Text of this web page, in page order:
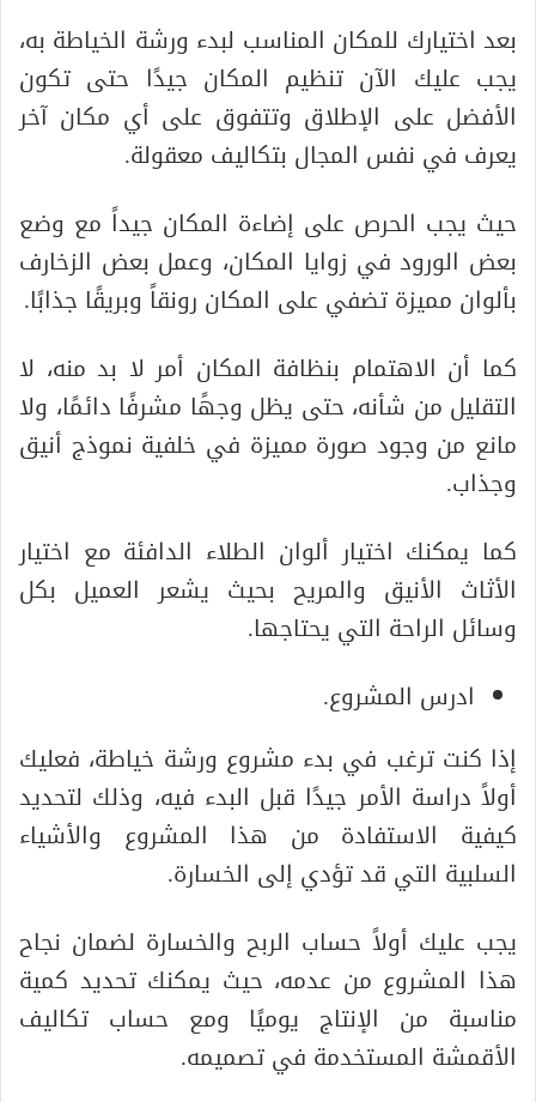
بعد اختيارك للمكان المناسب لبدء ورشة الخياطة به،
يجب عليك الآن تنظيم المكان جيدًا حتى تكون
الأفضل على الإطلاق وتتفوق على أي مكان آخر
يعرف في نفس المجال بتكاليف معقولة.
حيث يجب الحرص على إضاءة المكان جيداً مع وضع
بعض الورود في زوايا المكان، وعمل بعض الزخارف
بألوان مميزة تضفي على المكان رونقاً وبريقًا جذابًا.
كما أن الاهتمام بنظافة المكان أمر لا بد منه، لا
التقليل من شأنه، حتى يظل وجهًا مشرفًا دائمًا، ولا
مانع من وجود صورة مميزة في خلفية نموذج أنيق
وجذاب.
كما يمكنك اختيار ألوان الطلاء الدافئة مع اختيار
الأثاث الأنيق والمريح بحيث يشعر العميل بكل
وسائل الراحة التي يحتاجها.
ادرس المشروع.
إذا كنت ترغب في بدء مشروع ورشة خياطة، فعليك
أولاً دراسة الأمر جيدًا قبل البدء فيه، وذلك لتحديد
كيفية الاستفادة من هذا المشروع والأشياء
السلبية التي قد تؤدي إلى الخسارة.
يجب عليك أولاً حساب الربح والخسارة لضمان نجاح
هذا المشروع من عدمه، حيث يمكنك تحديد كمية
مناسبة من الإنتاج يوميًا ومع حساب تكاليف
الأقمشة المستخدمة في تصميمه.